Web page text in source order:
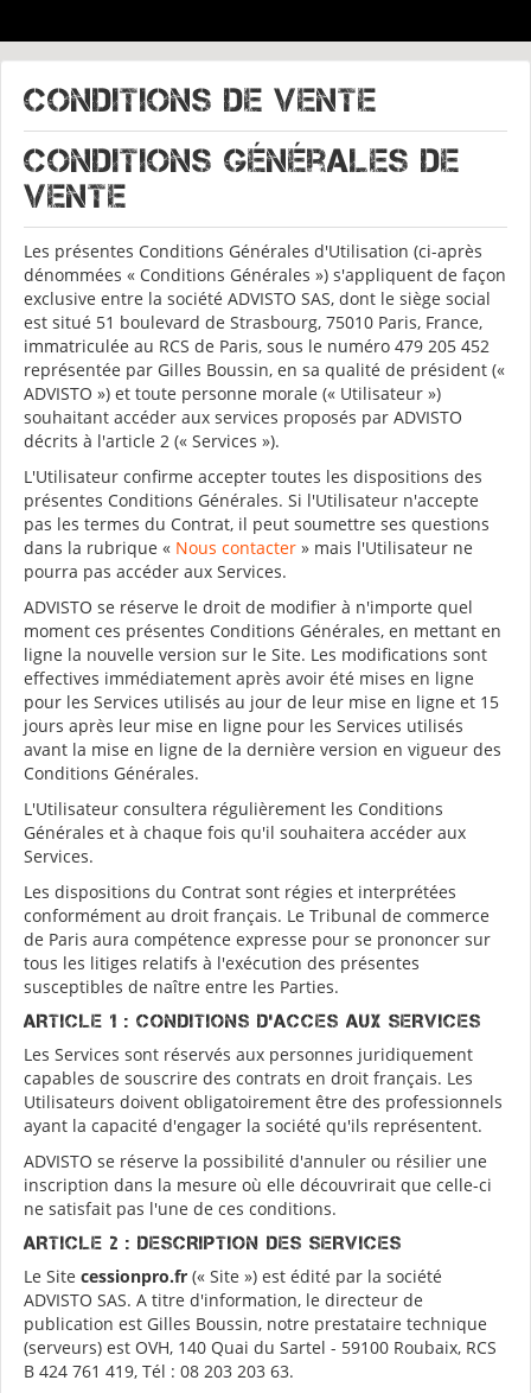
Conditions de vente
Conditions Générales de
Vente
Les présentes Conditions Générales d'Utilisation (ci-après
dénommées « Conditions Générales ») s'appliquent de façon
exclusive entre la société ADVISTO SAS, dont le siège social
est situé 51 boulevard de Strasbourg, 75010 Paris, France,
immatriculée au RCS de Paris, sous le numéro 479 205 452
représentée par Gilles Boussin, en sa qualité de président («
ADVISTO ») et toute personne morale (« Utilisateur »)
souhaitant accéder aux services proposés par ADVISTO
décrits à l'article 2 (« Services »).
L'Utilisateur confirme accepter toutes les dispositions des
présentes Conditions Générales. Si l'Utilisateur n'accepte
pas les termes du Contrat, il peut soumettre ses questions
dans la rubrique « Nous contacter » mais l'Utilisateur ne
pourra pas accéder aux Services.
ADVISTO se réserve le droit de modifier à n'importe quel
moment ces présentes Conditions Générales, en mettant en
ligne la nouvelle version sur le Site. Les modifications sont
effectives immédiatement après avoir été mises en ligne
pour les Services utilisés au jour de leur mise en ligne et 15
jours après leur mise en ligne pour les Services utilisés
avant la mise en ligne de la dernière version en vigueur des
Conditions Générales.
L'Utilisateur consultera régulièrement les Conditions
Générales et à chaque fois qu'il souhaitera accéder aux
Services.
Les dispositions du Contrat sont régies et interprétées
conformément au droit français. Le Tribunal de commerce
de Paris aura compétence expresse pour se prononcer sur
tous les litiges relatifs à l'exécution des présentes
susceptibles de naître entre les Parties.
ARTICLE 1 : CONDITIONS D'ACCES AUX SERVICES
Les Services sont réservés aux personnes juridiquement
capables de souscrire des contrats en droit français. Les
Utilisateurs doivent obligatoirement être des professionnels
ayant la capacité d'engager la société qu'ils représentent.
ADVISTO se réserve la possibilité d'annuler ou résilier une
inscription dans la mesure où elle découvrirait que celle-ci
ne satisfait pas l'une de ces conditions.
ARTICLE 2 : DESCRIPTION DES SERVICES
Le Site cessionpro.fr (« Site ») est édité par la société
ADVISTO SAS. A titre d'information, le directeur de
publication est Gilles Boussin, notre prestataire technique
(serveurs) est OVH, 140 Quai du Sartel - 59100 Roubaix, RCS
B 424 761 419, Tél : 08 203 203 63.